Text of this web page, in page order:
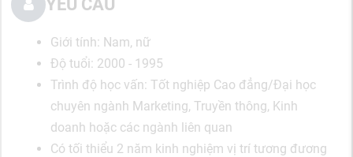
YÊU CẦU
Giới tính: Nam, nữ
Độ tuổi: 2000 - 1995
Trình độ học vấn: Tốt nghiệp Cao đẳng/Đại học
chuyên ngành Marketing, Truyền thông, Kinh
doanh hoặc các ngành liên quan
Có tối thiểu 2 năm kinh nghiệm vị trí tương đương